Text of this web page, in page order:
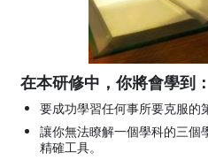
在本研修中，你將會學到：
要成功學習任何事所要克服的
讓你無法瞭解一個學科的三個
精確工具。